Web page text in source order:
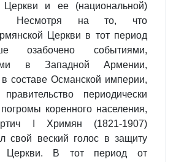
Церкви и ее (национальной)
Несмотря на то, что
Церкви в тот период
озабочено событиями,
в Западной Армении,
составе Османской империи,
периодически
коренного населения,
I Хримян (1821-1907)
свой веский голос в защиту
Церкви. В тот период от